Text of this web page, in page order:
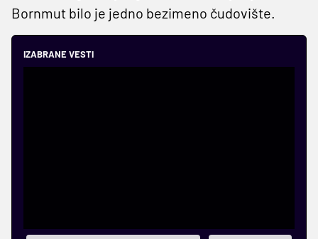
Bornmut bilo je jedno bezimeno čudovište.
IZABRANE VESTI